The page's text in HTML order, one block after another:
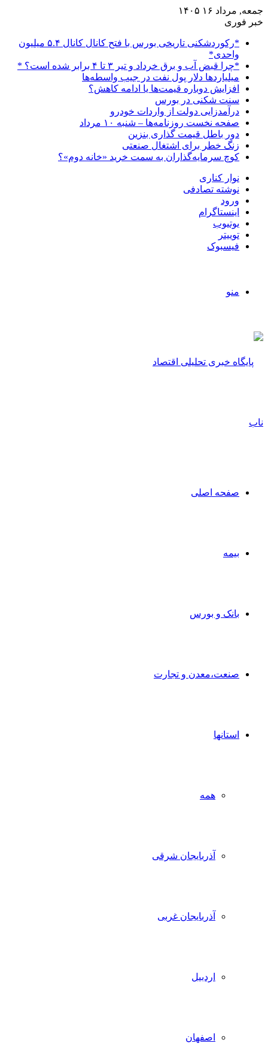
جمعه, مرداد ۱۶ ۱۴۰۵
خبر فوری
*رکوردشکنی تاریخی بورس با فتح کانال کانال ۵.۴ میلیون
واحدی*
*چرا قبض آب و برق خرداد و تیر ۳ تا ۴ برابر شده است؟ *
میلیاردها دلار پول نفت در جیب واسطه‌ها
افزایش دوباره قیمت‌ها یا ادامه کاهش؟
سنت شکنی در بورس
درآمدزایی دولت از واردات خودرو
صفحه نخست روزنامه‌ها – شنبه ۱۰ مرداد
دور باطل قیمت گذاری بنزین
زنگ خطر برای اشتغال صنعتی
کوچ سرمایه‌گذاران به سمت خرید «خانه دوم»؟
نوار کناری
نوشته تصادفی
ورود
اینستاگرام
یوتیوب
توییتر
فیسبوک
منو
صفحه اصلی
بیمه
بانک و بورس
صنعت،معدن و تجارت
استانها
همه
آذربایجان شرقی
آذربایجان غربی
اردبیل
اصفهان